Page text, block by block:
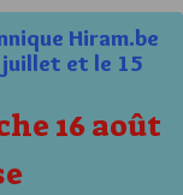
Hiram.be
juillet et le 15
16 août